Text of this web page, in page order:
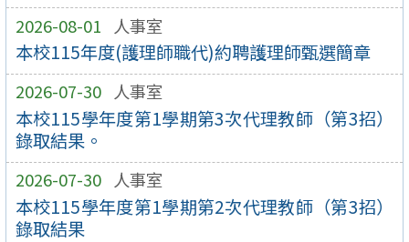
2026-08-01 人事室
本校115年度(護理師職代)約聘護理師甄選簡章
2026-07-30 人事室
本校115學年度第1學期第3次代理教師（第3招）
錄取結果。
2026-07-30 人事室
本校115學年度第1學期第2次代理教師（第3招）
錄取結果